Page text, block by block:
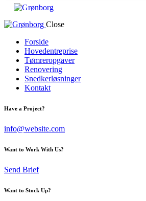
Close
Forside
Hovedentreprise
Tømreropgaver
Renovering
Snedkerløsninger
Kontakt
Have a Project?
info@website.com
Want to Work With Us?
Send Brief
Want to Stock Up?